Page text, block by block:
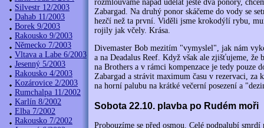
Silvestr 12/2003
Dahab 11/2003
Borek 9/2003
Rakousko 9/2003
Německo 7/2003
Vltava a Labe 6/2003
Jesenný 5/2003
Rakousko 4/2003
Kozárovice 2/2003
Rumchalpa 11/2002
Karlín 8/2002
Elba 7/2002
Rakousko 7/2002
rozmlouváme nápad udělat ještě dva ponory,
Zabargad. Na druhý ponor skáčeme do vody se
hezčí než ta první. Viděli jsme krokodýlí rybu,
rojily jak včely. Krása.
Divemaster Bob mezitím "vymyslel", jak nám
a na Deadalus Reef. Když však ale zjišťujeme, že
na Brothers a v rámci kompenzace je tedy pouze
Zabargad a strávit maximum času v rezervaci,
na horní palubu na krátké večerní posezení a
Sobota 22.10. plavba po Rudém moři
Probouzíme se před osmou. Celé podpalubí